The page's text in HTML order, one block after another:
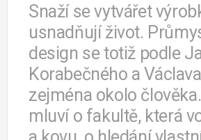
Snaží se vytvářet
usnadňují život.
design se totiž podle
Korabečného a
zejména okolo
mluví o fakultě, která